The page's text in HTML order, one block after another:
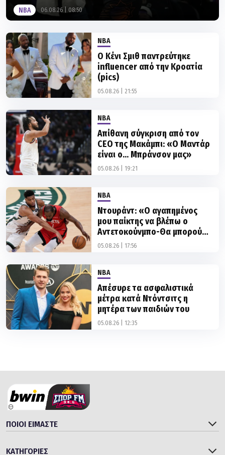
NBA 06.08.26 | 08:50
NBA
Ο Κένι Σμιθ παντρεύτηκε
influencer από την Κροατία
(pics)
05.08.26 | 21:55
NBA
Απίθανη σύγκριση από τον
CEO της Μακάμπι: «Ο Μαντάρ
είναι ο... Μπράνσον μας»
05.08.26 | 19:21
NBA
Ντουράντ: «Ο αγαπημένος
μου παίκτης να βλέπω ο
Αντετοκούνμπο-Θα μπορούσε
να γίνει ο κορυφαίος ever»
05.08.26 | 17:56
NBA
Απέσυρε τα ασφαλιστικά
μέτρα κατά Ντόντσιτς η
μητέρα των παιδιών του
05.08.26 | 12:35
ΠΟΙΟΙ ΕΙΜΑΣΤΕ
ΚΑΤΗΓΟΡΙΕΣ